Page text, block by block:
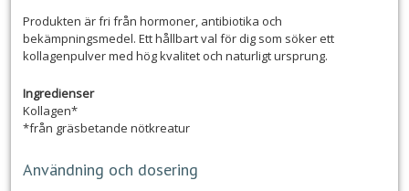
Produkten är fri från hormoner, antibiotika och
bekämpningsmedel. Ett hållbart val för dig som söker ett
kollagenpulver med hög kvalitet och naturligt ursprung.
Ingredienser
Kollagen*
*från gräsbetande nötkreatur
Användning och dosering